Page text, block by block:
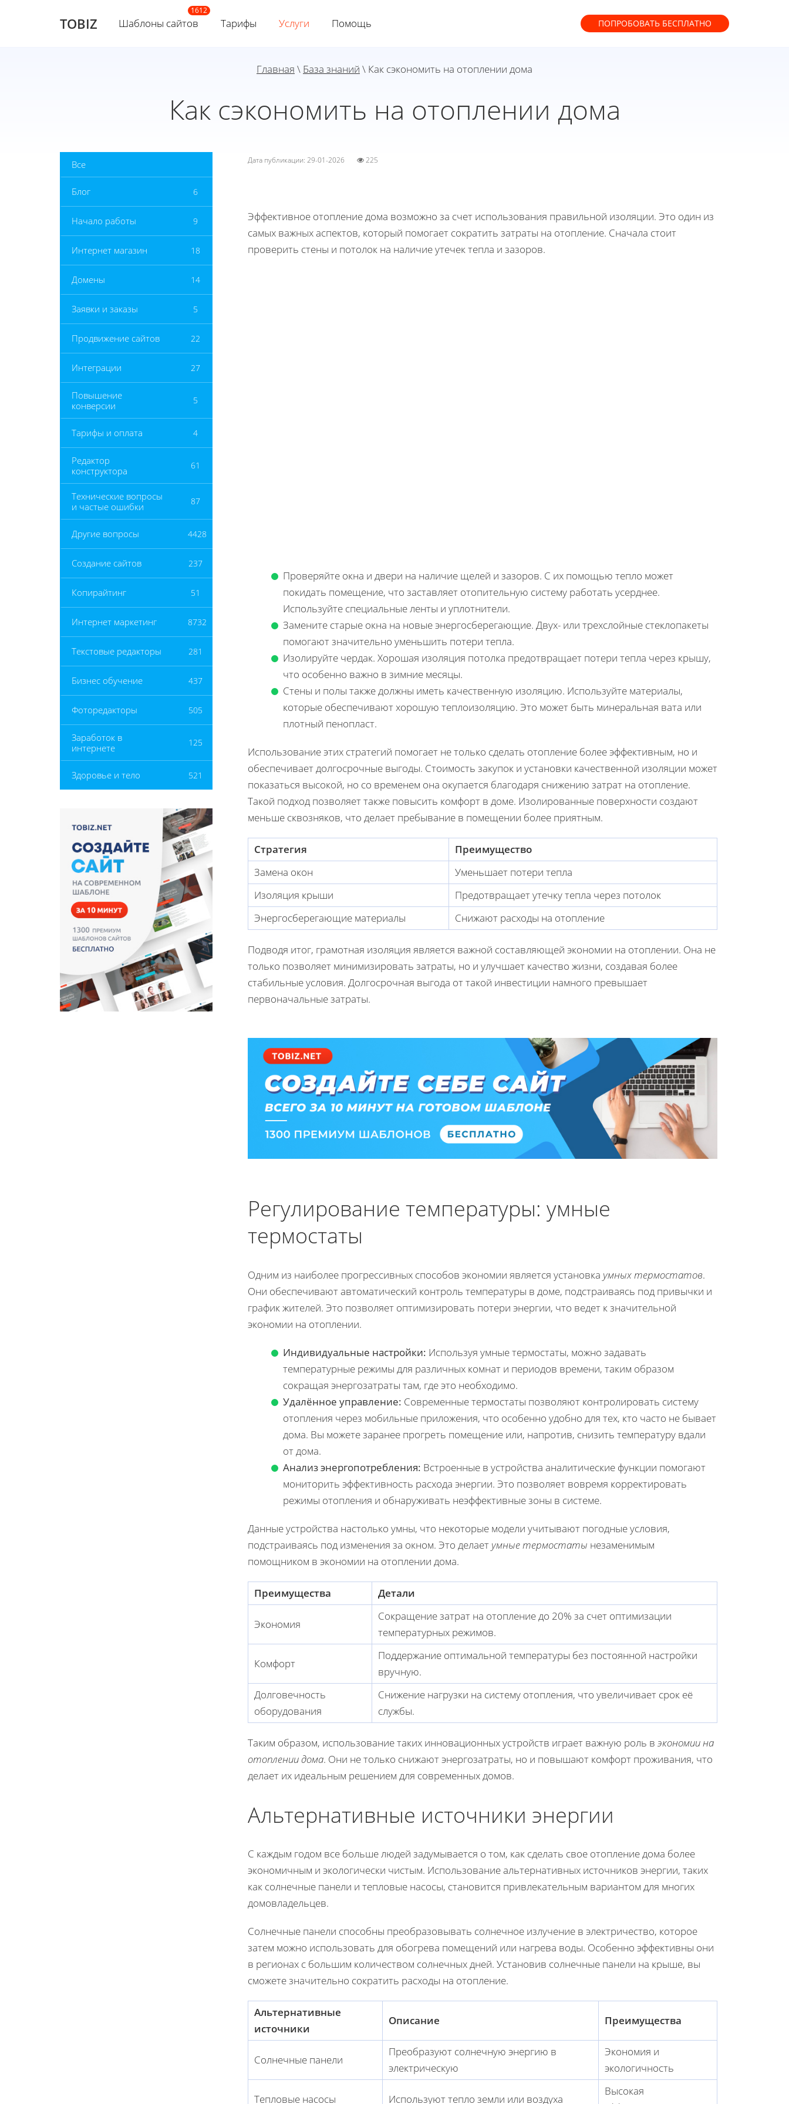
TOBIZ Шаблоны сайтов Тарифы Услуги Помощь ПОПРОБОВАТЬ БЕСПЛАТНО
Главная \ База знаний \ Как сэкономить на отоплении дома
Как сэкономить на отоплении дома
Все
Блог 6
Начало работы 9
Интернет магазин 18
Домены 14
Заявки и заказы 5
Продвижение сайтов 22
Интеграции 27
Повышение
конверсии
5
Тарифы и оплата 4
Редактор
конструктора
61
Технические вопросы
и частые ошибки
87
Другие вопросы 4428
Создание сайтов 237
Копирайтинг 51
Интернет маркетинг 8732
Текстовые редакторы 281
Бизнес обучение 437
Фоторедакторы 505
Заработок в
интернете
125
Здоровье и тело 521
Дата публикации: 29-01-2026 225
Эффективное отопление дома возможно за счет использования правильной изоляции. Это один из
самых важных аспектов, который помогает сократить затраты на отопление. Сначала стоит
проверить стены и потолок на наличие утечек тепла и зазоров.
Проверяйте окна и двери на наличие щелей и зазоров. С их помощью тепло может
покидать помещение, что заставляет отопительную систему работать усерднее.
Используйте специальные ленты и уплотнители.
Замените старые окна на новые энергосберегающие. Двух- или трехслойные стеклопакеты
помогают значительно уменьшить потери тепла.
Изолируйте чердак. Хорошая изоляция потолка предотвращает потери тепла через крышу,
что особенно важно в зимние месяцы.
Стены и полы также должны иметь качественную изоляцию. Используйте материалы,
которые обеспечивают хорошую теплоизоляцию. Это может быть минеральная вата или
плотный пенопласт.
Использование этих стратегий помогает не только сделать отопление более эффективным, но и
обеспечивает долгосрочные выгоды. Стоимость закупок и установки качественной изоляции может
показаться высокой, но со временем она окупается благодаря снижению затрат на отопление.
Такой подход позволяет также повысить комфорт в доме. Изолированные поверхности создают
меньше сквозняков, что делает пребывание в помещении более приятным.
Стратегия
Преимущество
Замена окон
Уменьшает потери тепла
Изоляция крыши
Предотвращает утечку тепла через потолок
Энергосберегающие материалы
Снижают расходы на отопление
Подводя итог, грамотная изоляция является важной составляющей экономии на отоплении. Она не
только позволяет минимизировать затраты, но и улучшает качество жизни, создавая более
стабильные условия. Долгосрочная выгода от такой инвестиции намного превышает
первоначальные затраты.
Регулирование температуры: умные
термостаты
Одним из наиболее прогрессивных способов экономии является установка умных термостатов.
Они обеспечивают автоматический контроль температуры в доме, подстраиваясь под привычки и
график жителей. Это позволяет оптимизировать потери энергии, что ведет к значительной
экономии на отоплении.
Индивидуальные настройки: Используя умные термостаты, можно задавать
температурные режимы для различных комнат и периодов времени, таким образом
сокращая энергозатраты там, где это необходимо.
Удалённое управление: Современные термостаты позволяют контролировать систему
отопления через мобильные приложения, что особенно удобно для тех, кто часто не бывает
дома. Вы можете заранее прогреть помещение или, напротив, снизить температуру вдали
от дома.
Анализ энергопотребления: Встроенные в устройства аналитические функции помогают
мониторить эффективность расхода энергии. Это позволяет вовремя корректировать
режимы отопления и обнаруживать неэффективные зоны в системе.
Данные устройства настолько умны, что некоторые модели учитывают погодные условия,
подстраиваясь под изменения за окном. Это делает умные термостаты незаменимым
помощником в экономии на отоплении дома.
Преимущества Детали
Экономия
Сокращение затрат на отопление до 20% за счет оптимизации
температурных режимов.
Комфорт
Поддержание оптимальной температуры без постоянной настройки
вручную.
Долговечность
оборудования
Снижение нагрузки на систему отопления, что увеличивает срок её
службы.
Таким образом, использование таких инновационных устройств играет важную роль в экономии на
отоплении дома. Они не только снижают энергозатраты, но и повышают комфорт проживания, что
делает их идеальным решением для современных домов.
Альтернативные источники энергии
С каждым годом все больше людей задумывается о том, как сделать свое отопление дома более
экономичным и экологически чистым. Использование альтернативных источников энергии, таких
как солнечные панели и тепловые насосы, становится привлекательным вариантом для многих
домовладельцев.
Солнечные панели способны преобразовывать солнечное излучение в электричество, которое
затем можно использовать для обогрева помещений или нагрева воды. Особенно эффективны они
в регионах с большим количеством солнечных дней. Установив солнечные панели на крыше, вы
сможете значительно сократить расходы на отопление.
Альтернативные
источники
Описание Преимущества
Солнечные панели
Преобразуют солнечную энергию в
электрическую
Экономия и
экологичность
Тепловые насосы Используют тепло земли или воздуха
Высокая